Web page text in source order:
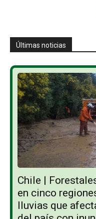
Últimas noticias
Chile |
en cinco
lluvias que